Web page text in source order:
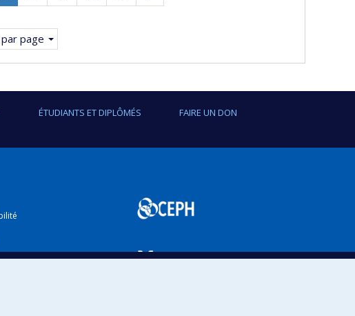
Page
courante.
suivante
page
ÉTUDIANTS ET DIPLÔMÉS FAIRE UN DON